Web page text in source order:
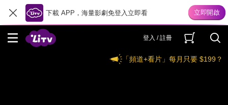
下載 APP，海量影劇免登入立即看
登入 / 註冊
「頻道+看片」每月只要 $199？